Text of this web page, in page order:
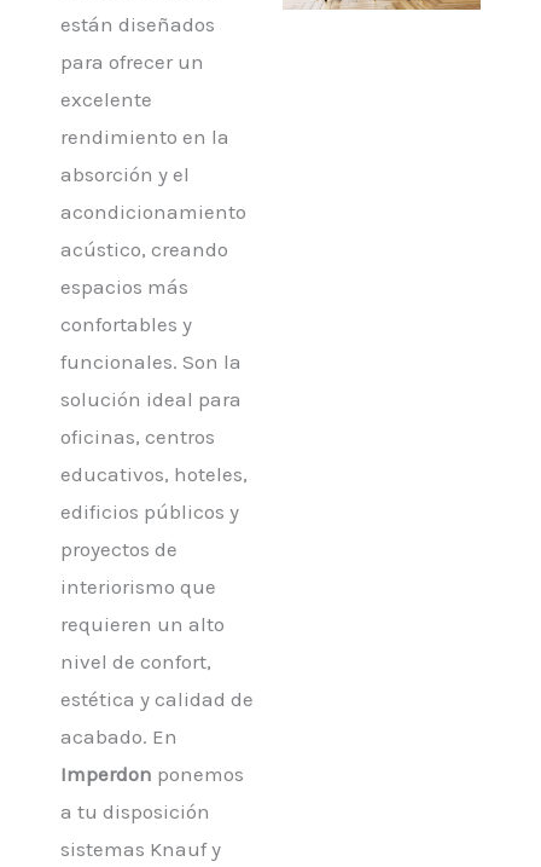
están diseñados
para ofrecer un
excelente
rendimiento en la
absorción y el
acondicionamiento
acústico, creando
espacios más
confortables y
funcionales. Son la
solución ideal para
oficinas, centros
educativos, hoteles,
edificios públicos y
proyectos de
interiorismo que
requieren un alto
nivel de confort,
estética y calidad de
acabado. En
Imperdon ponemos
a tu disposición
sistemas Knauf y